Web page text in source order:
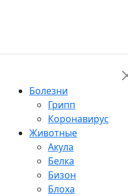
Болезни
Грипп
Коронавирус
Животные
Акула
Белка
Бизон
Блоха